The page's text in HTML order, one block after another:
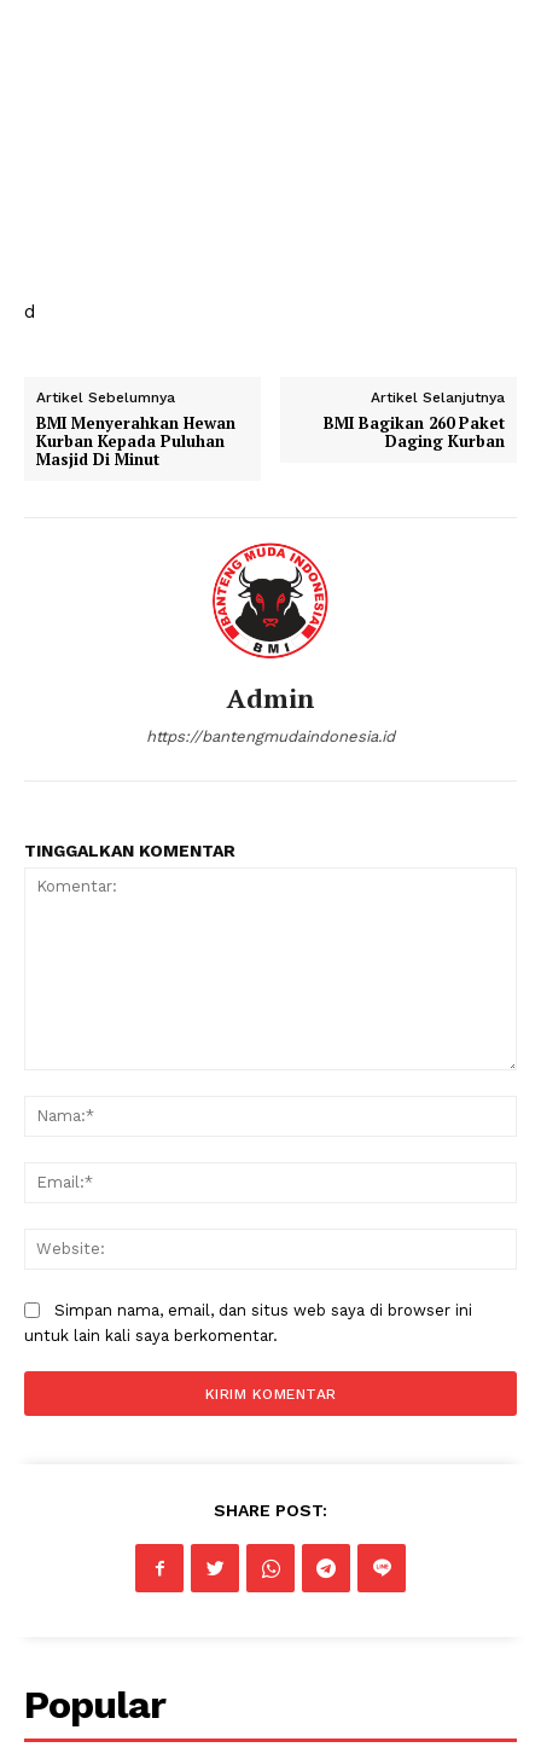
d
Artikel Sebelumnya
BMI Menyerahkan Hewan
Kurban Kepada Puluhan
Masjid Di Minut
Artikel Selanjutnya
BMI Bagikan 260 Paket
Daging Kurban
Admin
https://bantengmudaindonesia.id
TINGGALKAN KOMENTAR
Simpan nama, email, dan situs web saya di browser ini
untuk lain kali saya berkomentar.
SHARE POST:
Popular